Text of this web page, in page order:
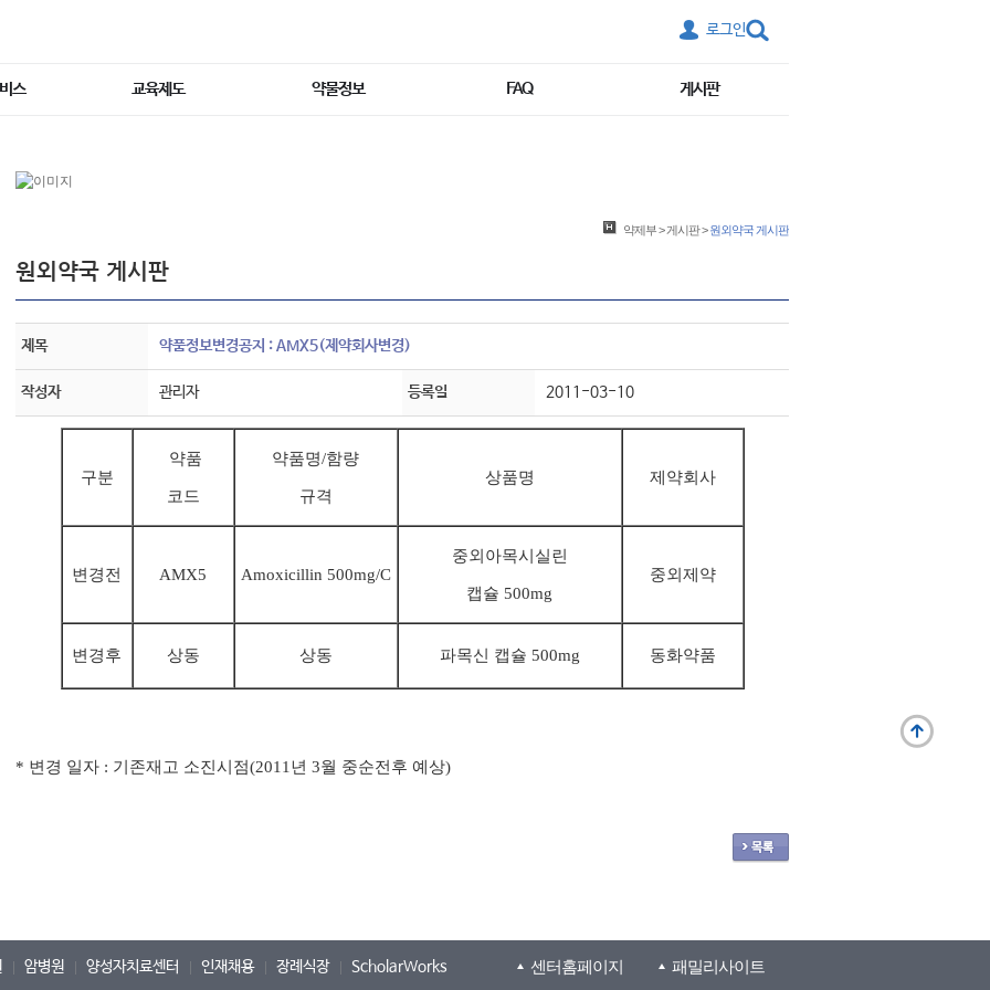
로그인
스 교육제도 약물정보 FAQ 게시판
약제부>게시판>원외약국 게시판
원외약국 게시판
제목 약품정보변경공지 : AMX5(제약회사변경)
작성자 관리자 등록일 2011-03-10
구분
약품
코드
약품명/함량
규격
상품명 제약회사
변경전 AMX5 Amoxicillin 500mg/C
중외아목시실린
캡슐 500mg
중외제약
변경후 상동 상동 파목신 캡슐 500mg 동화약품
* 변경 일자 : 기존재고 소진시점(2011년 3월 중순전후 예상)
암병원 양성자치료센터 인재채용 장례식장 ScholarWorks 센터홈페이지 패밀리사이트